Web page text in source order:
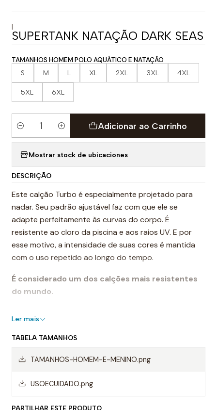
|
SUPERTANK NATAÇÃO DARK SEAS
TAMANHOS HOMEM POLO AQUÁTICO E NATAÇÃO
S M L XL 2XL 3XL 4XL
5XL 6XL
Quantidade
Adicionar ao Carrinho
Mostrar stock de ubicaciones
DESCRIÇÃO
Este calção Turbo é especialmente projetado para
nadar. Seu padrão ajustável faz com que ele se
adapte perfeitamente às curvas do corpo. É
resistente ao cloro da piscina e aos raios UV. E por
esse motivo, a intensidade de suas cores é mantida
com o uso repetido ao longo do tempo.
É considerado um dos calções mais resistentes
do mundo.
- Costuras reforçadas
- Cordão ajustável
- Resistente ao cloro
- Composição: 55% poliéster PBT, 45% poliéster
Uso recomendado:
Ler mais
TABELA TAMANHOS
TAMANHOS-HOMEM-E-MENINO.png
USOECUIDADO.png
PARTILHAR ESTE PRODUTO